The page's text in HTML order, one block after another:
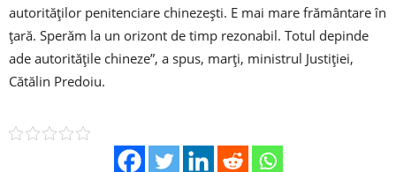
autorităților penitenciare chinezești. E mai mare frământare în
țară. Sperăm la un orizont de timp rezonabil. Totul depinde
ade autoritățile chineze”, a spus, marți, ministrul Justiției,
Cătălin Predoiu.